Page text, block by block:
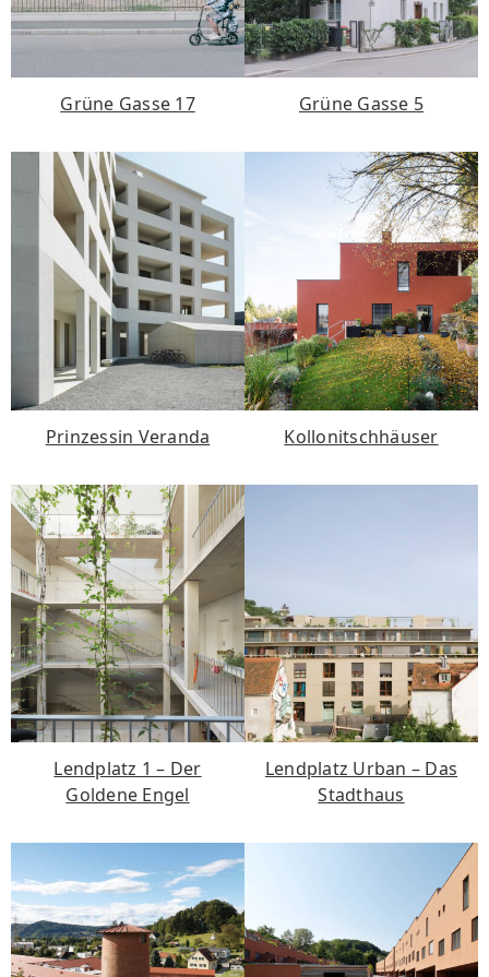
Grüne Gasse 17 Grüne Gasse 5
Prinzessin Veranda Kollonitschhäuser
Lendplatz 1 – Der
Goldene Engel
Lendplatz Urban – Das
Stadthaus